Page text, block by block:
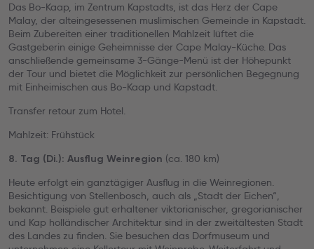
Das Bo-Kaap, im Zentrum Kapstadts, ist das Herz der Cape
Malay, der alteingesessenen muslimischen Gemeinde in Kapstadt.
Beim Zubereiten einer traditionellen Mahlzeit lüftet die
Gastgeberin einige Geheimnisse der Cape Malay-Küche. Das
anschließende gemeinsame 3-Gänge-Menü ist der Höhepunkt
der Tour und bietet die Möglichkeit zur persönlichen Begegnung
mit Einheimischen aus Bo-Kaap und Kapstadt.
Transfer retour zum Hotel.
Mahlzeit: Frühstück
8. Tag (Di.): Ausflug Weinregion (ca. 180 km)
Heute erfolgt ein ganztägiger Ausflug in die Weinregionen.
Besichtigung von Stellenbosch, auch als „Stadt der Eichen“,
bekannt. Beispiele gut erhaltener viktorianischer, gregorianischer
und Kap holländischer Architektur sind in der zweitältesten Stadt
des Landes zu finden. Sie besuchen das Dorfmuseum und